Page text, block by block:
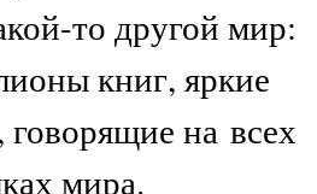
то другой мир:
книг, яркие
на всех
мира.